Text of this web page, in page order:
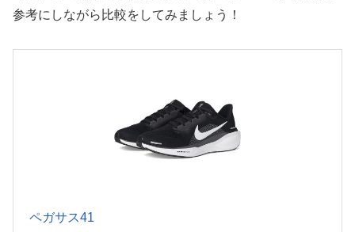
参考にしながら比較をしてみましょう！
ペガサス41